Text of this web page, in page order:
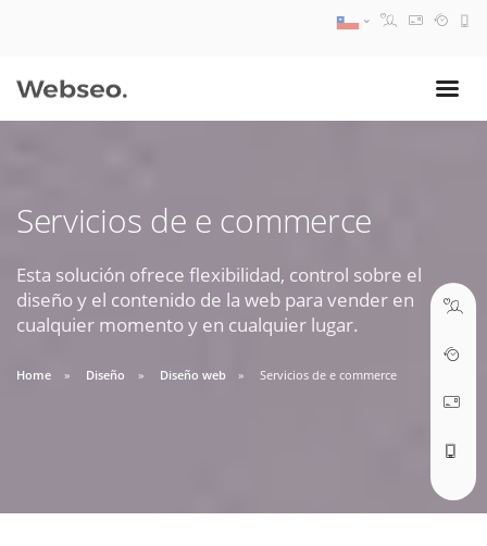
Servicios de e commerce
Esta solución ofrece flexibilidad, control sobre el
diseño y el contenido de la web para vender en
cualquier momento y en cualquier lugar.
Home Diseño Diseño web Servicios de e commerce
09:30 AM A 18:30 PM
soporte@webseo.cl
ABRIR TICKET